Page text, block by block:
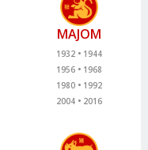
MAJOM
1932
1944
1956
1968
1980
1992
2004
2016